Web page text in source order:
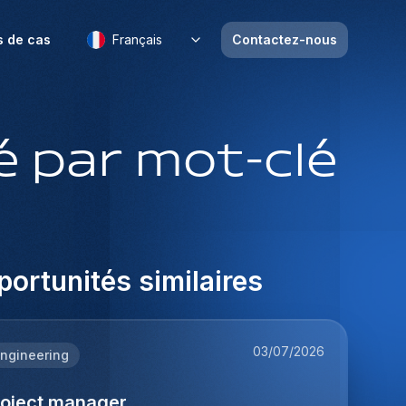
de cas Français Contactez-nous
par mot-clé
similaires
03/07/2026